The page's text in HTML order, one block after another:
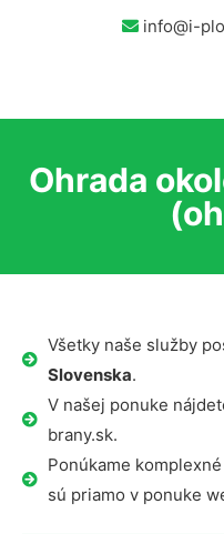
info@i-
Ohrada
Všetky naše služby
Slovenska.
V našej ponuke
brany.sk.
Ponúkame
sú priamo v ponuke